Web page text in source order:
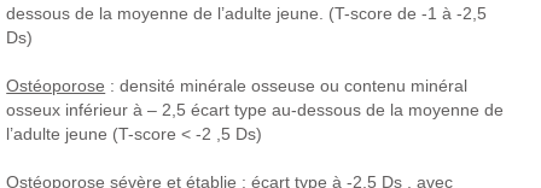
dessous de la moyenne de l’adulte jeune. (T-score de -1 à -2,5
Ds)
Ostéoporose : densité minérale osseuse ou contenu minéral
osseux inférieur à – 2,5 écart type au-dessous de la moyenne de
l’adulte jeune (T-score < -2 ,5 Ds)
Ostéoporose sévère et établie : écart type à -2,5 Ds , avec